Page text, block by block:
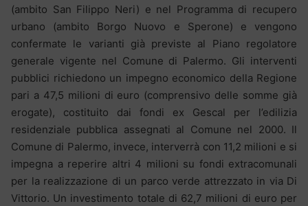
(ambito San Filippo Neri) e nel Programma di recupero
urbano (ambito Borgo Nuovo e Sperone) e vengono
confermate le varianti già previste al Piano regolatore
generale vigente nel Comune di Palermo. Gli interventi
pubblici richiedono un impegno economico della Regione
pari a 47,5 milioni di euro (comprensivo delle somme già
erogate), costituito dai fondi ex Gescal per l’edilizia
residenziale pubblica assegnati al Comune nel 2000. Il
Comune di Palermo, invece, interverrà con 11,2 milioni e si
impegna a reperire altri 4 milioni su fondi extracomunali
per la realizzazione di un parco verde attrezzato in via Di
Vittorio. Un investimento totale di 62,7 milioni di euro per